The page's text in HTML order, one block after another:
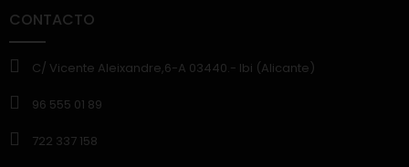
CONTACTO
C/ Vicente Aleixandre,6-A 03440.- Ibi (Alicante)
96 555 01 89
722 337 158